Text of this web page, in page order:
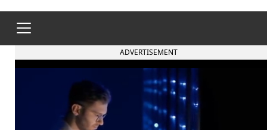
ADVERTISEMENT